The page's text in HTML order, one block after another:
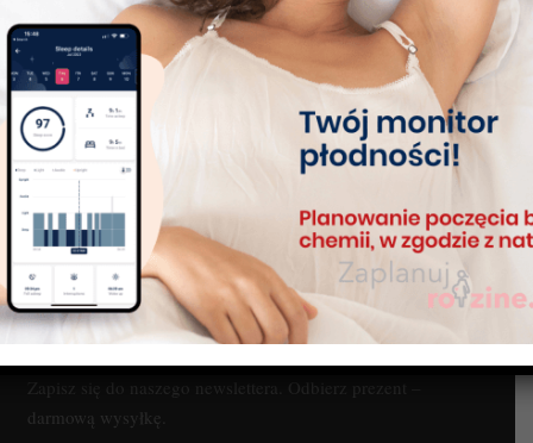
Newsletter
Zapisz się do naszego newslettera. Odbierz prezent –
darmową wysyłkę.